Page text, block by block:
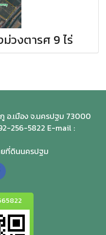
วงตารศ 9 ไร่
อ.เมือง จ.นครปฐม 73000
256-5822 E-mail :
ที่ดินนครปฐม